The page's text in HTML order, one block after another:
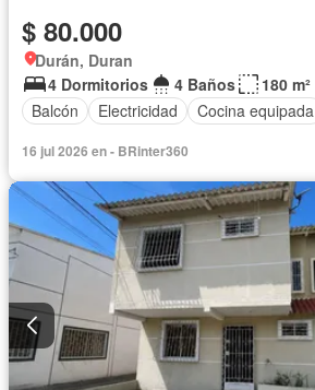
$ 80.000
Durán, Duran
4 Dormitorios
4 Baños
180 m²
Balcón
Electricidad Cocina equipada
16 jul 2026 en - BRinter360